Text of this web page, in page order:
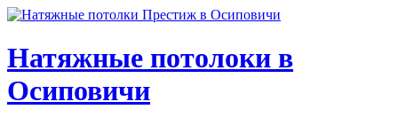
Натяжные потолоки в
Осиповичи